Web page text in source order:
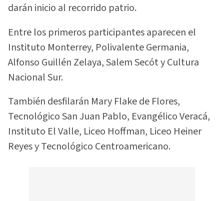
darán inicio al recorrido patrio.
Entre los primeros participantes aparecen el
Instituto Monterrey, Polivalente Germania,
Alfonso Guillén Zelaya, Salem Secót y Cultura
Nacional Sur.
También desfilarán Mary Flake de Flores,
Tecnológico San Juan Pablo, Evangélico Veracá,
Instituto El Valle, Liceo Hoffman, Liceo Heiner
Reyes y Tecnológico Centroamericano.